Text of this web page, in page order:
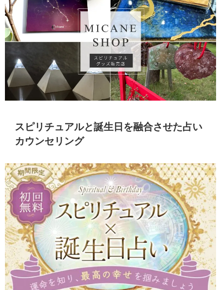
スピリチュアルと誕生日を融合させた占い
カウンセリング